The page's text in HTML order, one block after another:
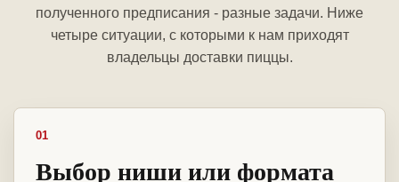
полученного предписания - разные задачи. Ниже
четыре ситуации, с которыми к нам приходят
владельцы доставки пиццы.
01
Выбор ниши или формата